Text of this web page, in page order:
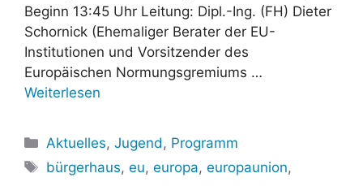
Beginn 13:45 Uhr Leitung: Dipl.-Ing. (FH) Dieter
Schornick (Ehemaliger Berater der EU-
Institutionen und Vorsitzender des
Europäischen Normungsgremiums …
Weiterlesen
Kategorien
Aktuelles,Jugend , Programm
Schlagwörter
bürgerhaus,eu,europa,europaunion,